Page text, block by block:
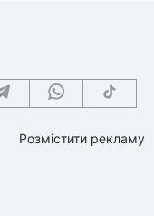
Розмістити рекламу